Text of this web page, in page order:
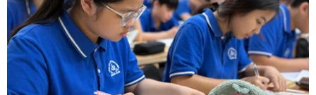
TP Hồ Chí Minh kêu gọi người dân hiến